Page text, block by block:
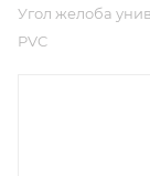
Угол желоба
PVC